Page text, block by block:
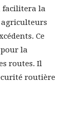
facilitera la
Ce
la
routes. Il
routière